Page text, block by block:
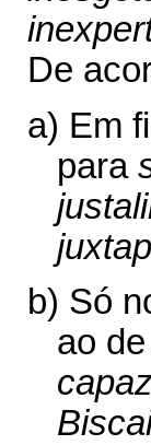
De
a) Em
para
b) Só
ao de